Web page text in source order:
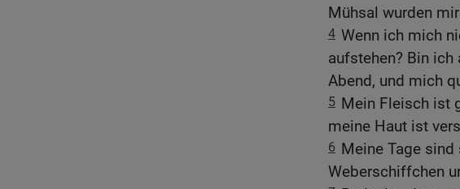
Mühsal wurden
4 Wenn ich mich
aufstehen? Bin ich
Abend, und mich
5 Mein Fleisch ist
meine Haut ist
6 Meine Tage
Weberschiffchen